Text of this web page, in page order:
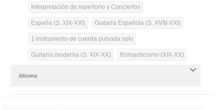
Interpretación de repertorio y Conciertos
España (S. XIX-XXI) Guitarra Española (S. XVIII-XXI)
1 instrumento de cuerda pulsada solo
Guitarra moderna (S. XIX-XX) Romanticismo (XIX-XX)
Idioma